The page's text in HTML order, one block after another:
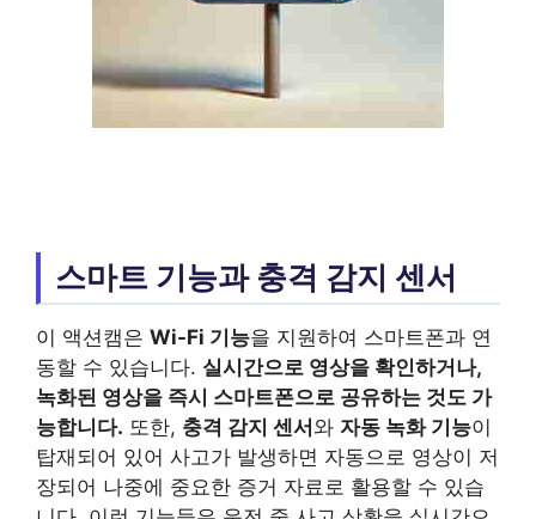
스마트 기능과 충격 감지 센서
이 액션캠은 Wi-Fi 기능을 지원하여 스마트폰과 연
동할 수 있습니다. 실시간으로 영상을 확인하거나,
녹화된 영상을 즉시 스마트폰으로 공유하는 것도 가
능합니다. 또한, 충격 감지 센서 와 자동 녹화 기능이
탑재되어 있어 사고가 발생하면 자동으로 영상이 저
장되어 나중에 중요한 증거 자료로 활용할 수 있습